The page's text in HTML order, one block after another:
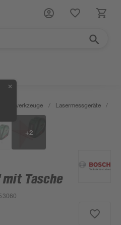
✕
Messwerkzeuge / Lasermessgeräte /
+2
Tasche